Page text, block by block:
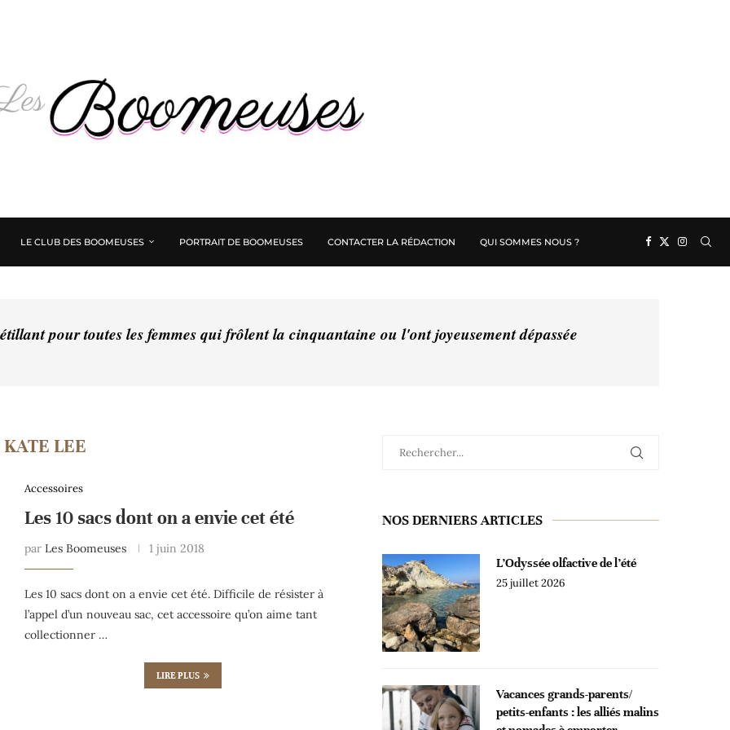
LE CLUB DES BOOMEUSES PORTRAIT DE BOOMEUSES CONTACTER LA RÉDACTION QUI SOMMES NOUS ?
pour toutes les femmes qui frôlent la cinquantaine ou l'ont joyeusement dépassée
KATE LEE
Accessoires
Les 10 sacs dont on a envie cet été
par Les Boomeuses 1 juin 2018
Les 10 sacs dont on a envie cet été. Difficile de résister à
l’appel d’un nouveau sac, cet accessoire qu’on aime tant
collectionner …
LIRE PLUS
NOS DERNIERS ARTICLES
L’Odyssée olfactive de l’été
25 juillet 2026
Vacances grands-parents/
petits-enfants : les alliés malins